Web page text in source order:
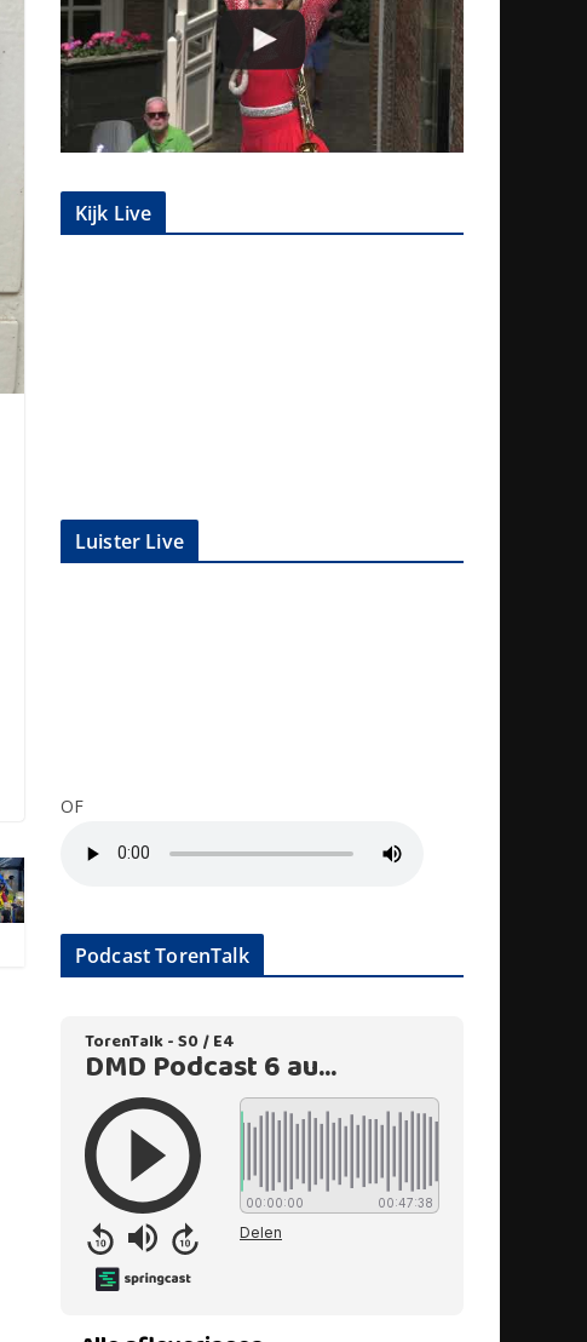
Kijk Live
Luister Live
OF
Podcast TorenTalk